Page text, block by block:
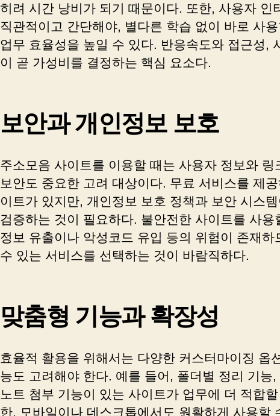
히려 시간 낭비가 되기 때문이다. 또한, 사용자 인
직관적이고 간단해야, 별다른 학습 없이 바로 사
업무 효율성을 높일 수 있다. 반응속도와 접근성,
이 곧 가성비를 결정하는 핵심 요소다.
보안과 개인정보 보호
주소모음 사이트를 이용할 때는 사용자 정보와 링
보안도 중요한 고려 대상이다. 무료 서비스를 제
이트가 있지만, 개인정보 보호 정책과 보안 시스
검증하는 것이 필요하다. 불안전한 사이트를 사용
정보 유출이나 악성코드 유입 등의 위험이 존재하
수 있는 서비스를 선택하는 것이 바람직하다.
맞춤형 기능과 확장성
효율적 활용을 위해서는 다양한 커스터마이징 옵
능도 고려해야 한다. 예를 들어, 폴더별 정리 기능,
노트 첨부 기능이 있는 사이트가 업무에 더 적합
한, 모바일이나 데스크톱에서도 원활하게 사용할